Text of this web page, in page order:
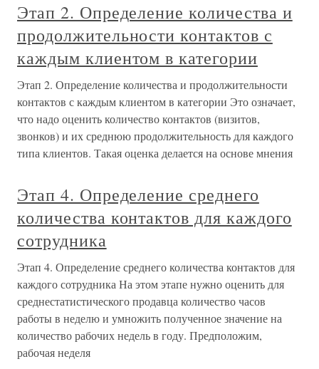
Этап 2. Определение количества и
продолжительности контактов с
каждым клиентом в категории
Этап 2. Определение количества и продолжительности
контактов с каждым клиентом в категории Это означает,
что надо оценить количество контактов (визитов,
звонков) и их среднюю продолжительность для каждого
типа клиентов. Такая оценка делается на основе мнения
Этап 4. Определение среднего
количества контактов для каждого
сотрудника
Этап 4. Определение среднего количества контактов для
каждого сотрудника На этом этапе нужно оценить для
среднестатистического продавца количество часов
работы в неделю и умножить полученное значение на
количество рабочих недель в году. Предположим,
рабочая неделя